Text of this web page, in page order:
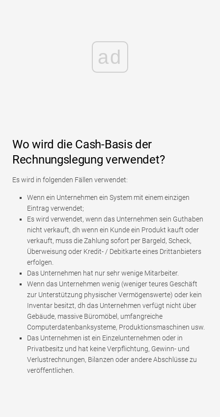
ad
Wo wird die Cash-Basis der
Rechnungslegung verwendet?
Es wird in folgenden Fällen verwendet:
Wenn ein Unternehmen ein System mit einem einzigen
Eintrag verwendet;
Es wird verwendet, wenn das Unternehmen sein Guthaben
nicht verkauft, dh wenn ein Kunde ein Produkt kauft oder
verkauft, muss die Zahlung sofort per Bargeld, Scheck,
Überweisung oder Kredit- / Debitkarte eines Drittanbieters
erfolgen.
Das Unternehmen hat nur sehr wenige Mitarbeiter.
Wenn das Unternehmen wenig (weniger teures Geschäft
zur Unterstützung physischer Vermögenswerte) oder kein
Inventar besitzt, dh das Unternehmen verfügt nicht über
Gebäude, massive Büromöbel, umfangreiche
Computerdatenbanksysteme, Produktionsmaschinen usw.
Das Unternehmen ist ein Einzelunternehmen oder in
Privatbesitz und hat keine Verpflichtung, Gewinn- und
Verlustrechnungen, Bilanzen oder andere Abschlüsse zu
veröffentlichen.